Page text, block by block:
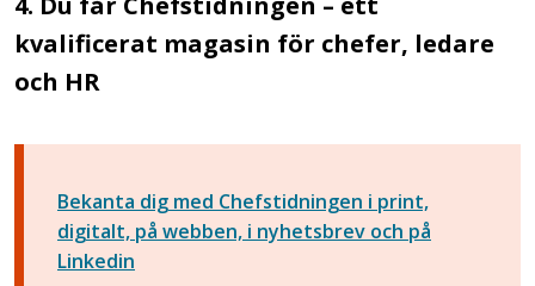
kvalificerat magasin för chefer, ledare
och HR
Bekanta dig med Chefstidningen i print,
digitalt, på webben, i nyhetsbrev och på
Linkedin